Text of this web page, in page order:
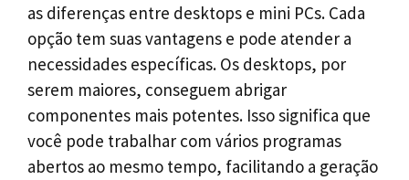
as diferenças entre desktops e mini PCs. Cada
opção tem suas vantagens e pode atender a
necessidades específicas. Os desktops, por
serem maiores, conseguem abrigar
componentes mais potentes. Isso significa que
você pode trabalhar com vários programas
abertos ao mesmo tempo, facilitando a geração